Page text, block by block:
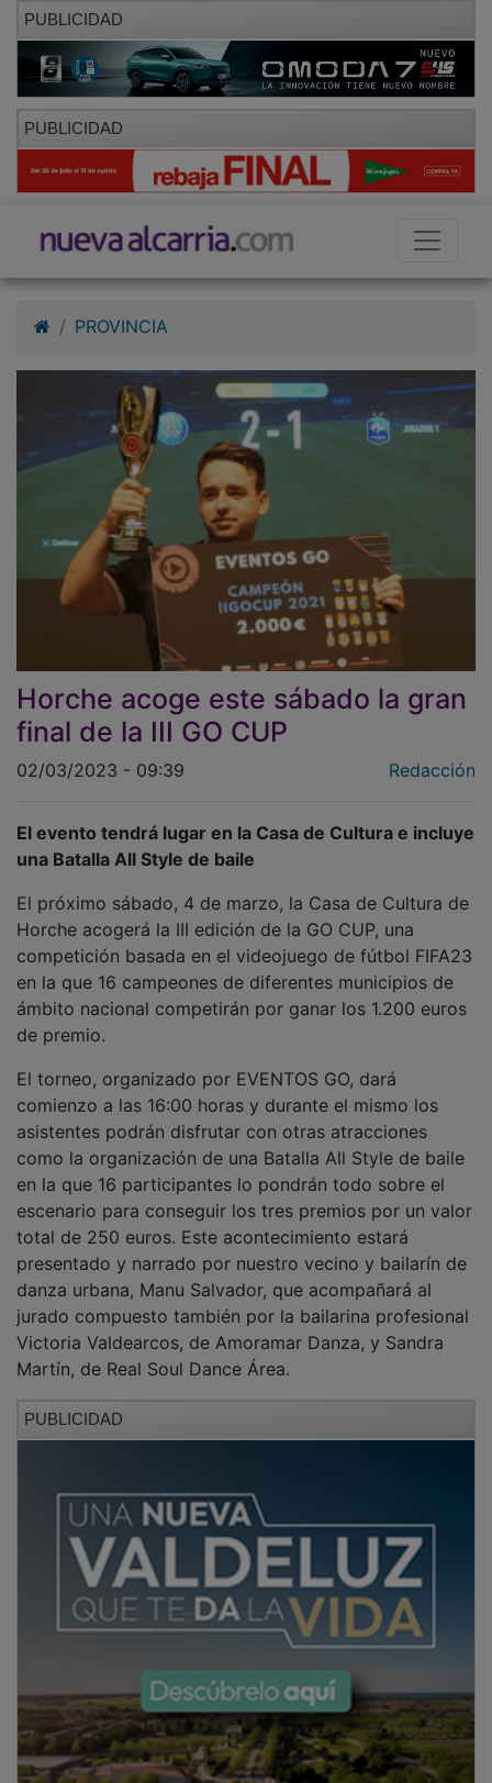
PUBLICIDAD
PUBLICIDAD
Horche acoge este sábado la gran
final de la III GO CUP
una Batalla All Style de baile
Horche acogerá la III edición de la GO CUP, una
competición basada en el videojuego de fútbol FIFA23
en la que 16 campeones de diferentes municipios de
ámbito nacional competirán por ganar los 1.200 euros
de premio.
comienzo a las 16:00 horas y durante el mismo los
asistentes podrán disfrutar con otras atracciones
como la organización de una Batalla All Style de baile
en la que 16 participantes lo pondrán todo sobre el
escenario para conseguir los tres premios por un valor
total de 250 euros. Este acontecimiento estará
presentado y narrado por nuestro vecino y bailarín de
danza urbana, Manu Salvador, que acompañará al
jurado compuesto también por la bailarina profesional
Victoria Valdearcos, de Amoramar Danza, y Sandra
Martín, de Real Soul Dance Área.